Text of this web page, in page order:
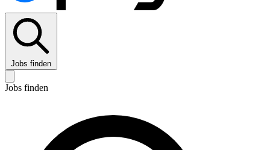
Jobs finden
Jobs finden